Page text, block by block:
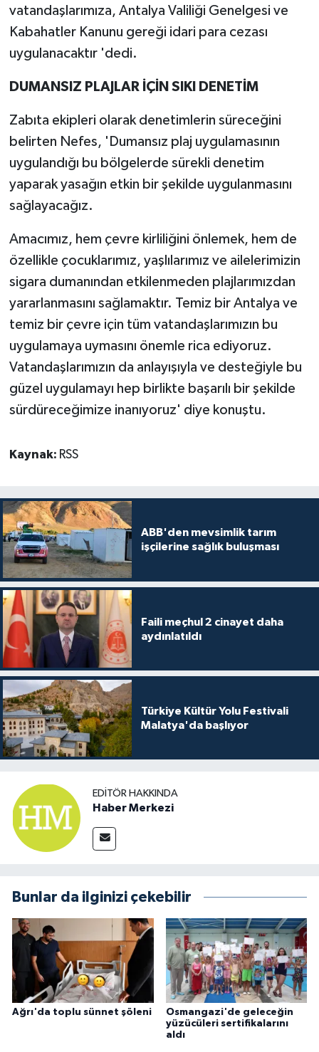
vatandaşlarımıza, Antalya Valiliği Genelgesi ve
Kabahatler Kanunu gereği idari para cezası
uygulanacaktır 'dedi.
DUMANSIZ PLAJLAR İÇİN SIKI DENETİM
Zabıta ekipleri olarak denetimlerin süreceğini
belirten Nefes, 'Dumansız plaj uygulamasının
uygulandığı bu bölgelerde sürekli denetim
yaparak yasağın etkin bir şekilde uygulanmasını
sağlayacağız.
Amacımız, hem çevre kirliliğini önlemek, hem de
özellikle çocuklarımız, yaşlılarımız ve ailelerimizin
sigara dumanından etkilenmeden plajlarımızdan
yararlanmasını sağlamaktır. Temiz bir Antalya ve
temiz bir çevre için tüm vatandaşlarımızın bu
uygulamaya uymasını önemle rica ediyoruz.
Vatandaşlarımızın da anlayışıyla ve desteğiyle bu
güzel uygulamayı hep birlikte başarılı bir şekilde
sürdüreceğimize inanıyoruz' diye konuştu.
Kaynak: RSS
ABB'den mevsimlik tarım
işçilerine sağlık buluşması
Faili meçhul 2 cinayet daha
aydınlatıldı
Türkiye Kültür Yolu Festivali
Malatya'da başlıyor
EDITÖR HAKKINDA
Haber Merkezi
Bunlar da ilginizi çekebilir
Ağrı'da toplu sünnet şöleni
Osmangazi'de geleceğin
yüzücüleri sertifikalarını
aldı